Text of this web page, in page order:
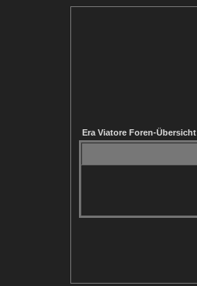
Era Viatore Foren-Übersicht